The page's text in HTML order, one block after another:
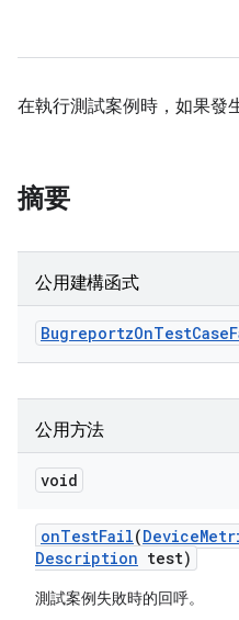
在執行測試案例時，如果發
摘要
公用建構函式
BugreportzOnTestCase
公用方法
void
onTestFail(Device
Description test)
測試案例失敗時的回呼。